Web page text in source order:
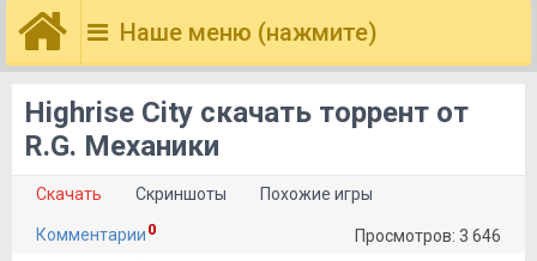
Наше меню (нажмите)
Highrise City скачать торрент от
R.G. Механики
Скачать Скриншоты Похожие игры
Комментарии 0 Просмотров: 3 646